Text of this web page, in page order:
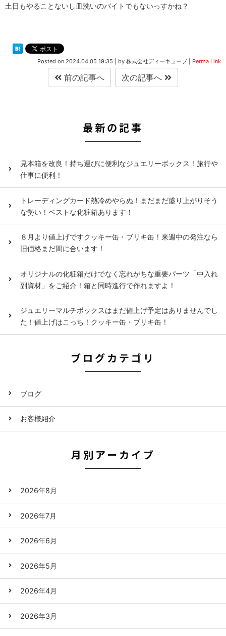
土日もやることないし皿洗いのバイトでもないっすかね？
Posted on 2024.04.05 19:35 by 株式会社ディーキューブ Perma Link
前の記事へ 次の記事へ
最新の記事
見本箱を改良！持ち運びに便利なジュエリーボックス！旅行や
仕事に便利！
トレーディングカード熱冷めやらぬ！まだまだ盛り上がりそう
な勢い！ベストな化粧箱あります！
８月より値上げですクッキー缶・ブリキ缶！来週中の発注なら
旧価格まだ間に合います！
オリジナルの化粧箱だけでなく忘れがちな重要パーツ「中入れ
副資材」をご紹介！箱と同時進行で作れますよ！
ジュエリーマルチボックスはまだ値上げ予定はありませんでし
た！値上げはこっち！クッキー缶・ブリキ缶！
ブログカテゴリ
ブログ
お客様紹介
月別アーカイブ
2026年8月
2026年7月
2026年6月
2026年5月
2026年4月
2026年3月